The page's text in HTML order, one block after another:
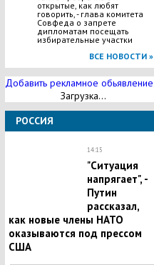
открытые, как любят
говорить, - глава комитета
Совфеда о запрете
дипломатам посещать
избирательные участки
ВСЕ НОВОСТИ »
Добавить рекламное обьявление
Загрузка...
РОССИЯ
14:15
"Ситуация
напрягает", -
Путин
рассказал,
как новые члены НАТО
оказываются под прессом
США